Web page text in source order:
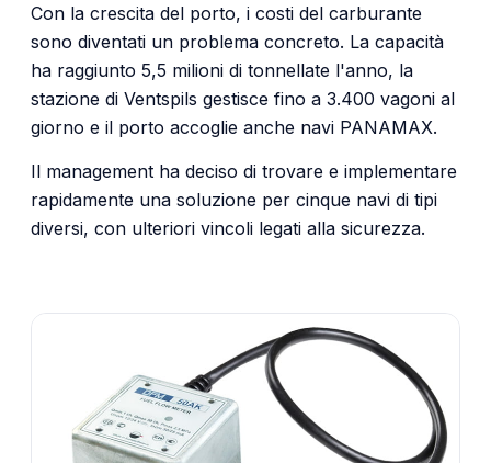
Con la crescita del porto, i costi del carburante
sono diventati un problema concreto. La capacità
ha raggiunto 5,5 milioni di tonnellate l'anno, la
stazione di Ventspils gestisce fino a 3.400 vagoni al
giorno e il porto accoglie anche navi PANAMAX.
Il management ha deciso di trovare e implementare
rapidamente una soluzione per cinque navi di tipi
diversi, con ulteriori vincoli legati alla sicurezza.